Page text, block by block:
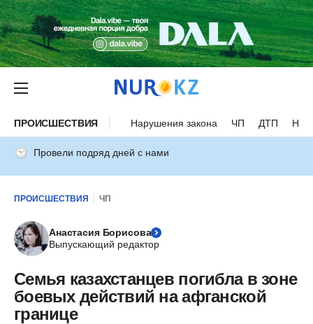
ПРОИСШЕСТВИЯ Нарушения закона ЧП ДТП
Провели подряд дней с нами
ПРОИСШЕСТВИЯ ЧП
Анастасия Борисова
Выпускающий редактор
Семья казахстанцев погибла в зоне
боевых действий на афганской
границе